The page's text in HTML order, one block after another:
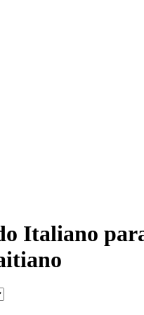
Italiano